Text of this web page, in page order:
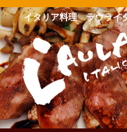
イタリア料理 ラウライ